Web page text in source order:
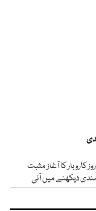
کا آغاز مثبت
دیکھنے میں آئی